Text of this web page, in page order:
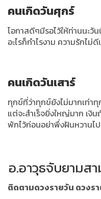
คนเกิดวันศุกร์
โอกาสดีๆมีรอไว้ให้ท่านนะวั
อะไรก็กำไรงาม ความรักไม่
คนเกิดวันเสาร์
ทุกข์ที่ว่าทุกข์ยังไม่มากเท่า
แต่จะสำเร็จยิ่งใหญ่มาก เงิ
พักไว้ก่อนอย่าพึ่งฝันหวานไป
อ.อาวุธจับยามส
ติดตามดวงรายวัน ดวงร